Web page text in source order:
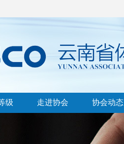
级 走进协会 协会动态